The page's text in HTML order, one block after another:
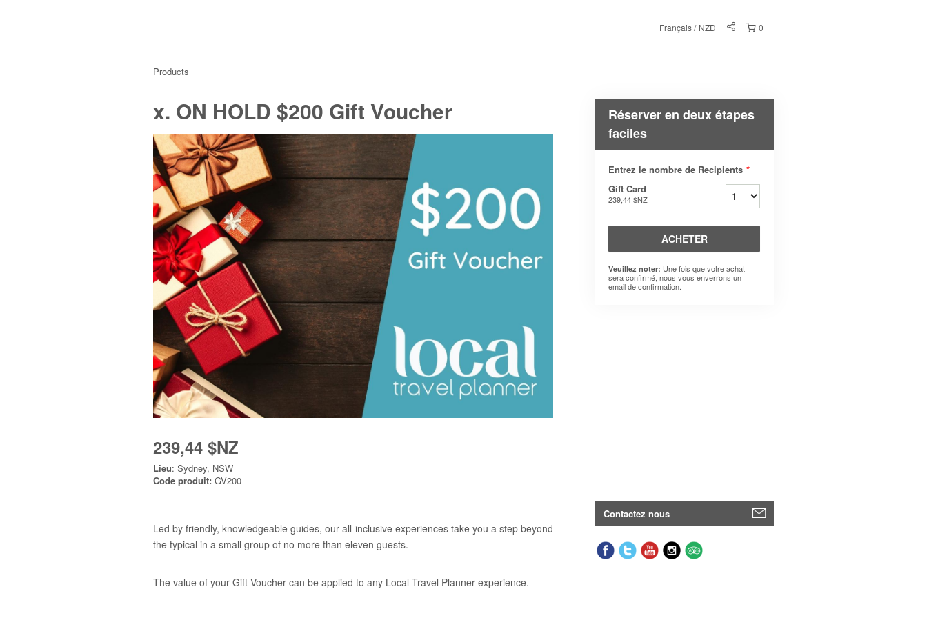
0
Français NZD
Products
x. ON HOLD $200 Gift Voucher
239,44 $NZ
Lieu: Sydney, NSW
Code produit: GV200
Led by friendly, knowledgeable guides, our all-inclusive experiences take you a step beyond
the typical in a small group of no more than eleven guests.
The value of your Gift Voucher can be applied to any Local Travel Planner experience.
Réserver en deux étapes
faciles
Entrez le nombre de Recipients *
Gift Card
239,44 $NZ
ACHETER
Veuillez noter: Une fois que votre achat
sera confirmé, nous vous enverrons un
email de confirmation.
Contactez nous